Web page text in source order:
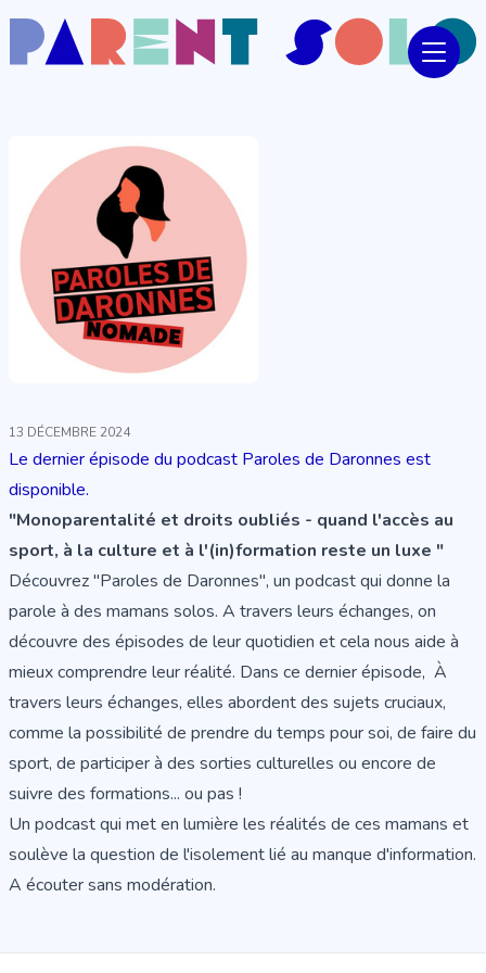
13 DÉCEMBRE 2024
Le dernier épisode du podcast Paroles de Daronnes est
disponible.
"Monoparentalité et droits oubliés - quand l'accès au
sport, à la culture et à l'(in)formation reste un luxe "
Découvrez "Paroles de Daronnes", un podcast qui donne la
parole à des mamans solos. A travers leurs échanges, on
découvre des épisodes de leur quotidien et cela nous aide à
mieux comprendre leur réalité. Dans ce dernier épisode, À
travers leurs échanges, elles abordent des sujets cruciaux,
comme la possibilité de prendre du temps pour soi, de faire du
sport, de participer à des sorties culturelles ou encore de
suivre des formations... ou pas !
Un podcastqui met en lumière les réalités de ces mamans et
soulève la question de l'isolement lié au manque d'information.
A écouter sans modération.